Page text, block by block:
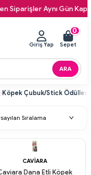
Aynı Gün Kapınıza
ARA
Giriş Yap
0
Sepet
Köpek Çubuk/Stick Ödüller
CAVIARA
Dana Etli Köpek